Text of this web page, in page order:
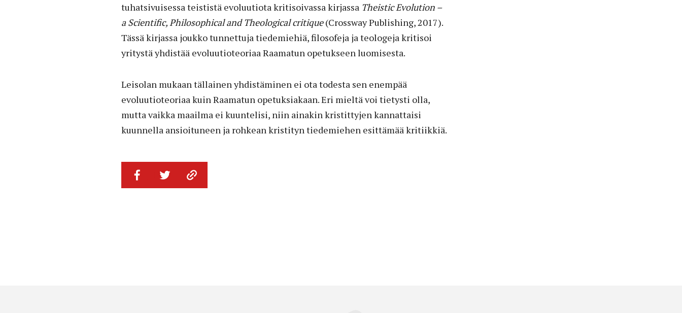
tuhatsivuisessa teististä evoluutiota kritisoivassa kirjassa Theistic Evolution –
a Scientific, Philosophical and Theological critique(Crossway Publishing, 2017).
Tässä kirjassa joukko tunnettuja tiedemiehiä, filosofeja ja teologeja kritisoi
yritystä yhdistää evoluutioteoriaa Raamatun opetukseen luomisesta.
Leisolan mukaan tällainen yhdistäminen ei ota todesta sen enempää
evoluutioteoriaa kuin Raamatun opetuksiakaan. Eri mieltä voi tietysti olla,
mutta vaikka maailma ei kuuntelisi, niin ainakin kristittyjen kannattaisi
kuunnella ansioituneen ja rohkean kristityn tiedemiehen esittämää kritiikkiä.